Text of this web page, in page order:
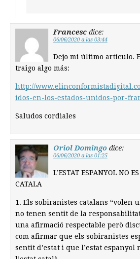
Francesc dice:
06/06/2020 a las 03:44
Dejo mi último artículo.
traigo algo más:
http://
idos-en-los-estados-unidos-por-
Saludos cordiales
Oriol Domingo dice:
06/06/2020 a las 01:25
L’ESTAT ESPANYOL NO
CATALA
1. Els sobiranistes catalans “volen
no tenen sentit de la responsabilitat
una afirmació respectable però
com afirmar que els sobiranistes
sentit d’estat i que l’estat espanyol